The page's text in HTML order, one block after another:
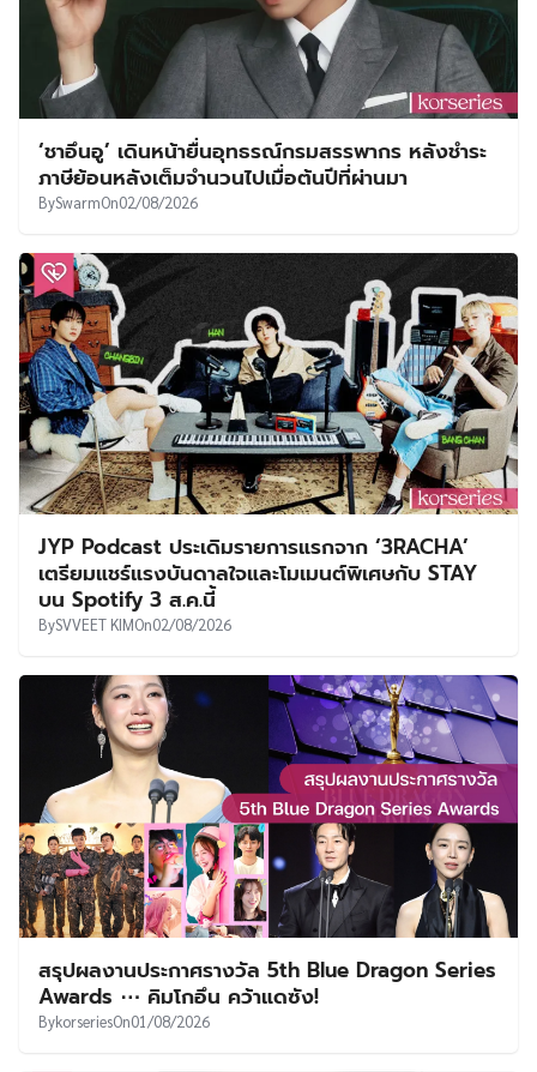
‘ชาอึนอู’ เดินหน้ายื่นอุทธรณ์กรมสรรพากร หลังชำระ
ภาษีย้อนหลังเต็มจำนวนไปเมื่อต้นปีที่ผ่านมา
BySwarmOn02/08/2026
JYP Podcast ประเดิมรายการแรกจาก ‘3RACHA’
เตรียมแชร์แรงบันดาลใจและโมเมนต์พิเศษกับ STAY
บน Spotify 3 ส.ค.นี้
BySVVEET KIMOn02/08/2026
สรุปผลงานประกาศรางวัล 5th Blue Dragon Series
Awards ⋯ คิมโกอึน คว้าแดซัง!
BykorseriesOn01/08/2026